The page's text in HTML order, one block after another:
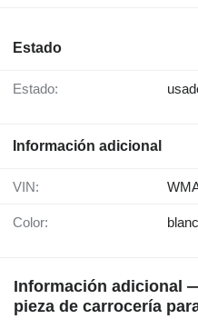
Estado
Estado:
Información adicional
VIN:
Color:
Información adicional
pieza de carrocería